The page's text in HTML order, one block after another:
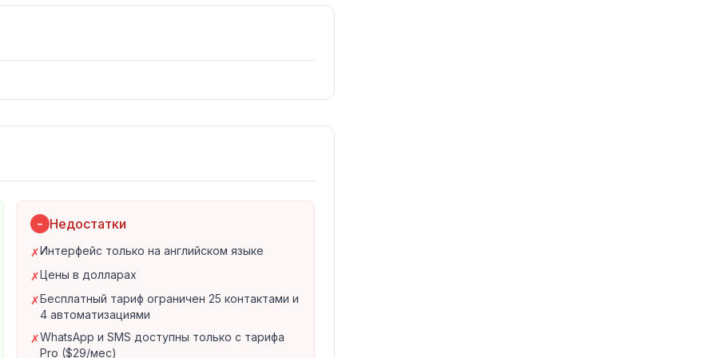
сообщения
соцсетей
чатов
на комментарии, DM и Story mentions
лидов, nurturing и закрытие продаж
каналов
из шаблонов
через визуальный конструктор
каналов
− Недостатки
✗Интерфейс только на английском языке
✗Цены в долларах
✗Бесплатный тариф ограничен 25 контактами и
4 автоматизациями
✗WhatsApp и SMS доступны только с тарифа
Pro ($29/мес)